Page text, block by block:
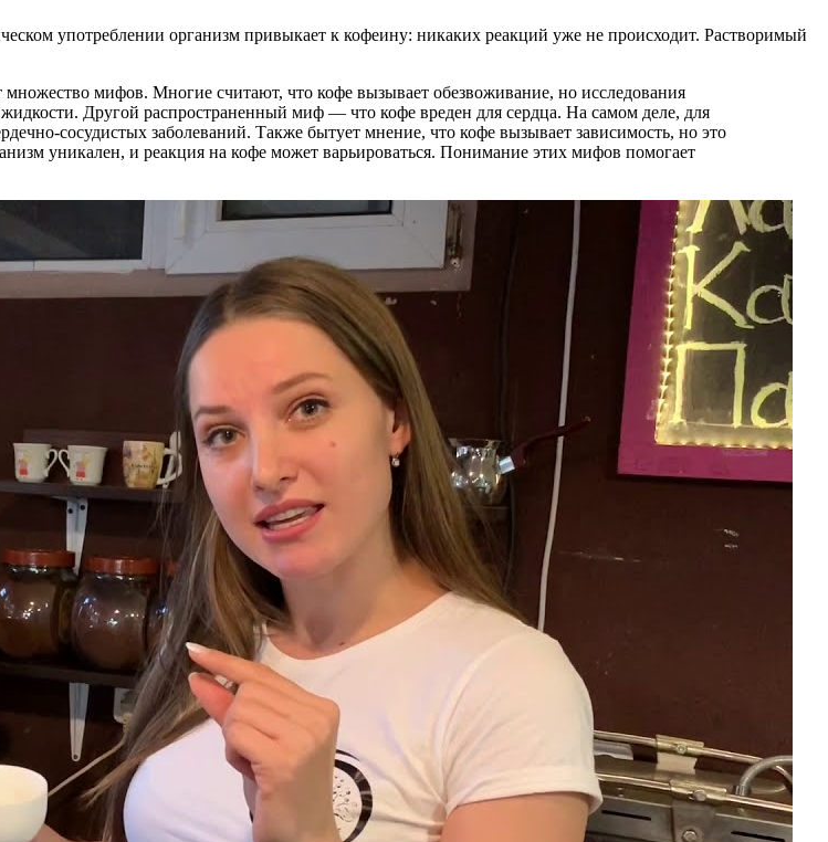
употреблении организм привыкает к кофеину: никаких реакций уже не происходит. Растворимый
мифов. Многие считают, что кофе вызывает обезвоживание, но исследования
Другой распространенный миф — что кофе вреден для сердца. На самом деле, для
сосудистых заболеваний. Также бытует мнение, что кофе вызывает зависимость, но это
уникален, и реакция на кофе может варьироваться. Понимание этих мифов помогает